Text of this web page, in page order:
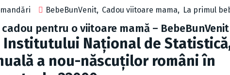
BebeBunVenit, Cadou viitoare mama, La primul
cadou pentru o viitoare mamă – BebeBunVenit
Institutului Național de
a nou-născuților români în